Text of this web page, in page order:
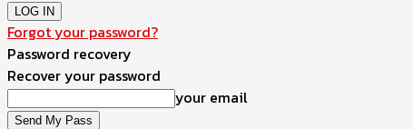
Forgot your password?
Password recovery
Recover your password
your email